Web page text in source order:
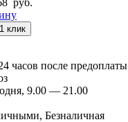
клик
часов после предоплаты
9.00 — 21.00
Безналичная